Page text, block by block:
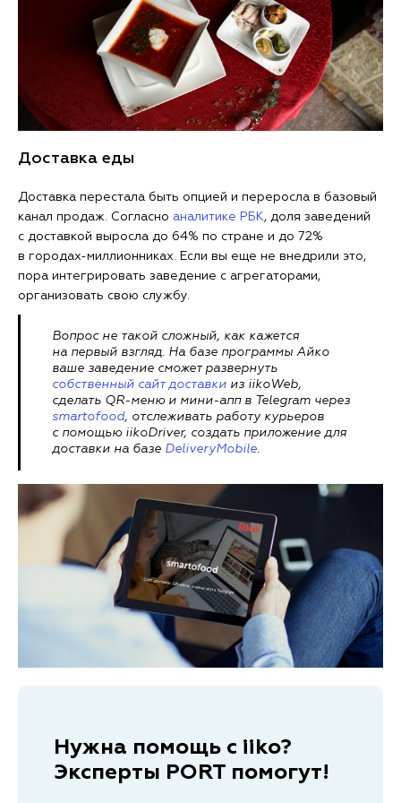
Доставка еды
Доставка перестала быть опцией и переросла в базовый
канал продаж. Согласно аналитике РБК, доля заведений
с доставкой выросла до 64% по стране и до 72%
в городах-миллионниках. Если вы еще не внедрили это,
пора интегрировать заведение с агрегаторами,
организовать свою службу.
Вопрос не такой сложный, как кажется
на первый взгляд. На базе программы Айко
ваше заведение сможет развернуть
собственный сайт доставки из iikoWeb,
сделать QR-меню и мини-апп в Telegram через
smartofood, отслеживать работу курьеров
с помощью iikoDriver, создать приложение для
доставки на базе DeliveryMobile.
Нужна помощь с iiko?
Эксперты PORT помогут!